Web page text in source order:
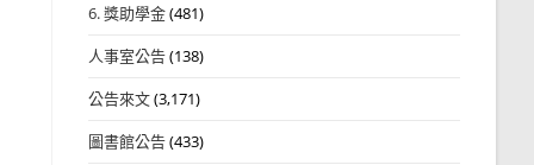
6. 獎助學金(481)
人事室公告(138)
公告來文(3,171)
圖書館公告(433)